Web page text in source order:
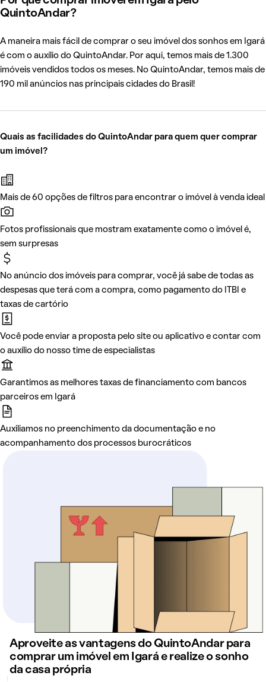
QuintoAndar?
A maneira mais fácil de comprar o seu imóvel dos sonhos em Igará
é com o auxílio do QuintoAndar. Por aqui, temos mais de 1.300
imóveis vendidos todos os meses. No QuintoAndar, temos mais de
190 mil anúncios nas principais cidades do Brasil!
Quais as facilidades do QuintoAndar para quem quer comprar
um imóvel?
Mais de 60 opções de filtros para encontrar o imóvel à venda ideal
Fotos profissionais que mostram exatamente como o imóvel é,
sem surpresas
No anúncio dos imóveis para comprar, você já sabe de todas as
despesas que terá com a compra, como pagamento do ITBI e
taxas de cartório
Você pode enviar a proposta pelo site ou aplicativo e contar com
o auxílio do nosso time de especialistas
Garantimos as melhores taxas de financiamento com bancos
parceiros em Igará
Auxiliamos no preenchimento da documentação e no
acompanhamento dos processos burocráticos
Aproveite as vantagens do QuintoAndar para
comprar um imóvel em Igará e realize o sonho
da casa própria